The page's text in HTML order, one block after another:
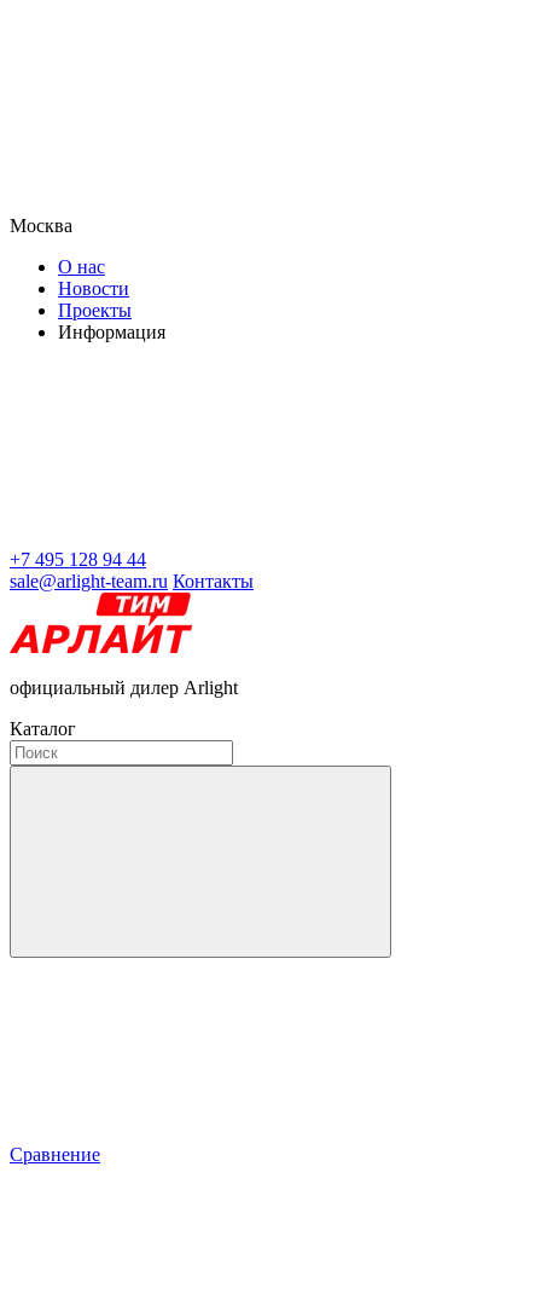
Москва
О нас
Новости
Проекты
Информация
+7 495 128 94 44
sale@arlight-team.ru Контакты
официальный дилер Arlight
Каталог
Сравнение